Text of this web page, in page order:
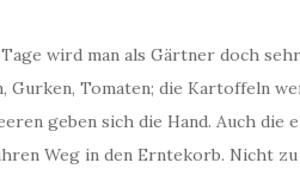
wird man als Gärtner doch
Gurken, Tomaten; die Kartoffeln
geben sich die Hand. Auch
Weg in den Erntekorb. Nicht